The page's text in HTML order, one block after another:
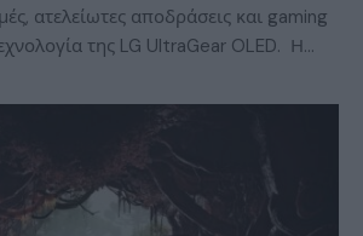
ατελείωτες αποδράσεις και gaming
της LG UltraGear OLED. Η…